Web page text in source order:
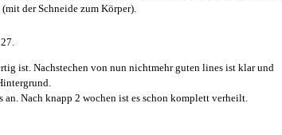
der Schneide zum Körper).
ist. Nachstechen von nun nichtmehr guten lines ist klar und
Nach knapp 2 wochen ist es schon komplett verheilt.